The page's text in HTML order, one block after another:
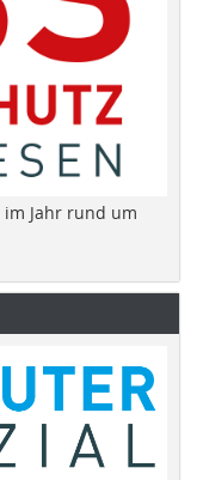
im Jahr rund um